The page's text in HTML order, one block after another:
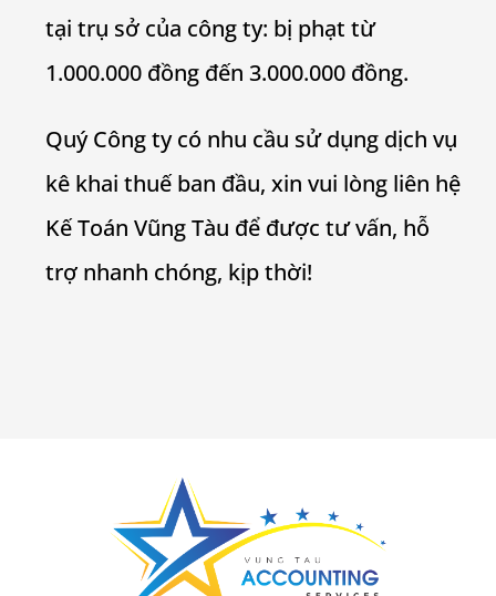
tại trụ sở của công ty: bị phạt từ
1.000.000 đồng đến 3.000.000 đồng.
Quý Công ty có nhu cầu sử dụng dịch vụ
kê khai thuế ban đầu, xin vui lòng liên hệ
Kế Toán Vũng Tàu để được tư vấn, hỗ
trợ nhanh chóng, kịp thời!